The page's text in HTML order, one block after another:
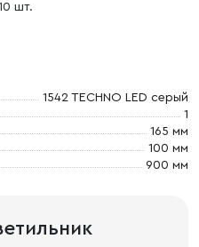
шт.
1542 TECHNO LED серый
1
165 мм
100 мм
900 мм